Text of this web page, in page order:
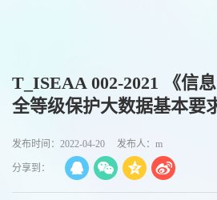
T_ISEAA 002-2021 《信
全等级保护大数据基本要
发布时间：2022-04-20 发布人：m
分享到：